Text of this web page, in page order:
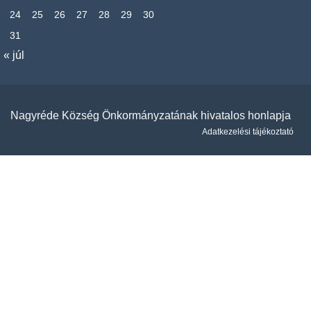
24
25 26 27 28 29
30
31
« júl
Nagyréde Község Önkormányzatának hivatalos honlapja
Adatkezelési tájékoztató